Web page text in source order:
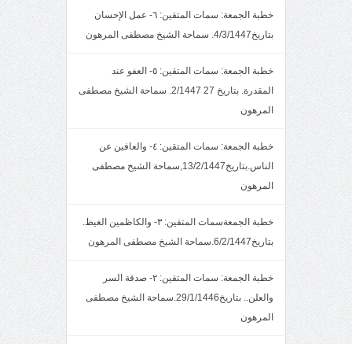
خطبة الجمعة: سمات المتقين: ٦- عمل الإحسان
بتاريخ4/3/1447. سماحة الشيخ مصطفى المرهون
خطبة الجمعة: سمات المتقين: ٥- العفو عند
المقدرة. بتاريخ 27 2/1447. سماحة الشيخ مصطفى
المرهون
خطبة الجمعة: سمات المتقين: ٤- والعافين عن
الناس.بتاريخ13/2/1447,سماحة الشيخ مصطفى
المرهون
خطبة الجمعةسمات المتقين: ٣- والكاظمين الغيظ.
بتاريخ6/2/1447.سماحة الشيخ مصطفى المرهون
خطبة الجمعة: سمات المتقين: ٢- صدقة السر
والعلن.. بتاريخ29/1/1446.سماحة الشيخ مصطفى
المرهون